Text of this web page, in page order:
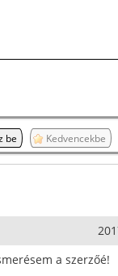
be Kedvencekbe
a szerzőé!